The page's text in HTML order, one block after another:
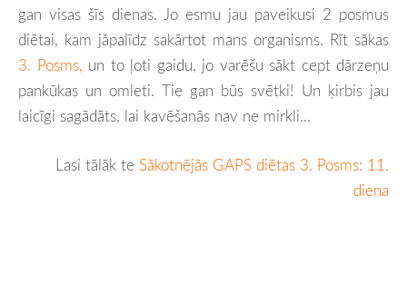
gan visas šīs dienas. Jo esmu jau paveikusi 2 posmus
diētai, kam jāpalīdz sakārtot mans organisms. Rīt sākas
3. Posms, un to ļoti gaidu, jo varēšu sākt cept dārzeņu
pankūkas un omleti. Tie gan būs svētki! Un ķirbis jau
laicīgi sagādāts, lai kavēšanās nav ne mirkli...
Lasi tālāk te Sākotnējās GAPS diētas 3. Posms: 11.
diena